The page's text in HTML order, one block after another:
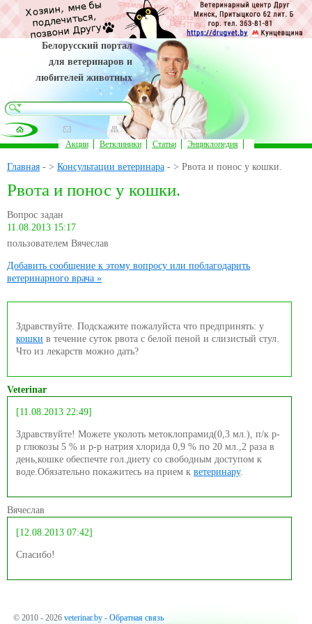
Белорусский портал
для ветеринаров и
любителей животных
Главная - > Консультации ветеринара - > Рвота и понос у кошки.
Рвота и понос у кошки.
Вопрос задан
11.08.2013 15:17
пользователем Вячеслав
Добавить сообщение к этому вопросу или поблагодарить
ветеринарного врача »
Здравствуйте. Подскажите пожалуйста что предпринять: у
кошки в течение суток рвота с белой пеной и слизистый стул.
Что из лекарств можно дать?
Veterinar
[11.08.2013 22:49]
Здравствуйте! Можете уколоть метоклопрамид(0,3 мл.), п/к р-
р глюкозы 5 % и р-р натрия хлорида 0,9 % по 20 мл.,2 раза в
день,кошке обеспечте гол.диету со свободным доступом к
воде.Обязательно покажитесь на прием к ветеринару.
Вячеслав
[12.08.2013 07:42]
Спасибо!
Акции Ветклиники Статьи Энциклопедия
© 2010 - 2026 veterinar.by - Обратная связь